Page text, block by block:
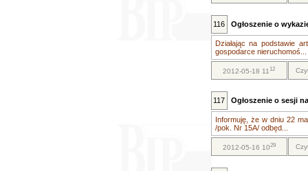
116 Ogłoszenie o
Działając na podstawie
gospodarce nieruchomoś...
2012-05-18 1112
117 Ogłoszenie o sesji
Informuję, że w dniu 22
/pok. Nr 15A/ odbęd...
2012-05-16 1029